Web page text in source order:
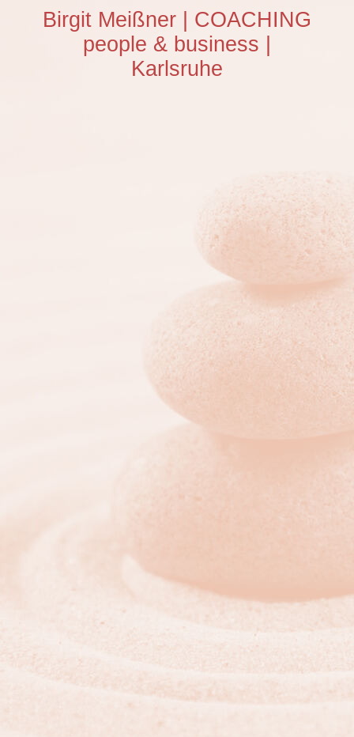
Birgit Meißner | COACHING
people & business |
Karlsruhe